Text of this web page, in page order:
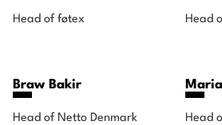
Head of føtex Head
Braw Bakir
Head of Netto Denmark Head